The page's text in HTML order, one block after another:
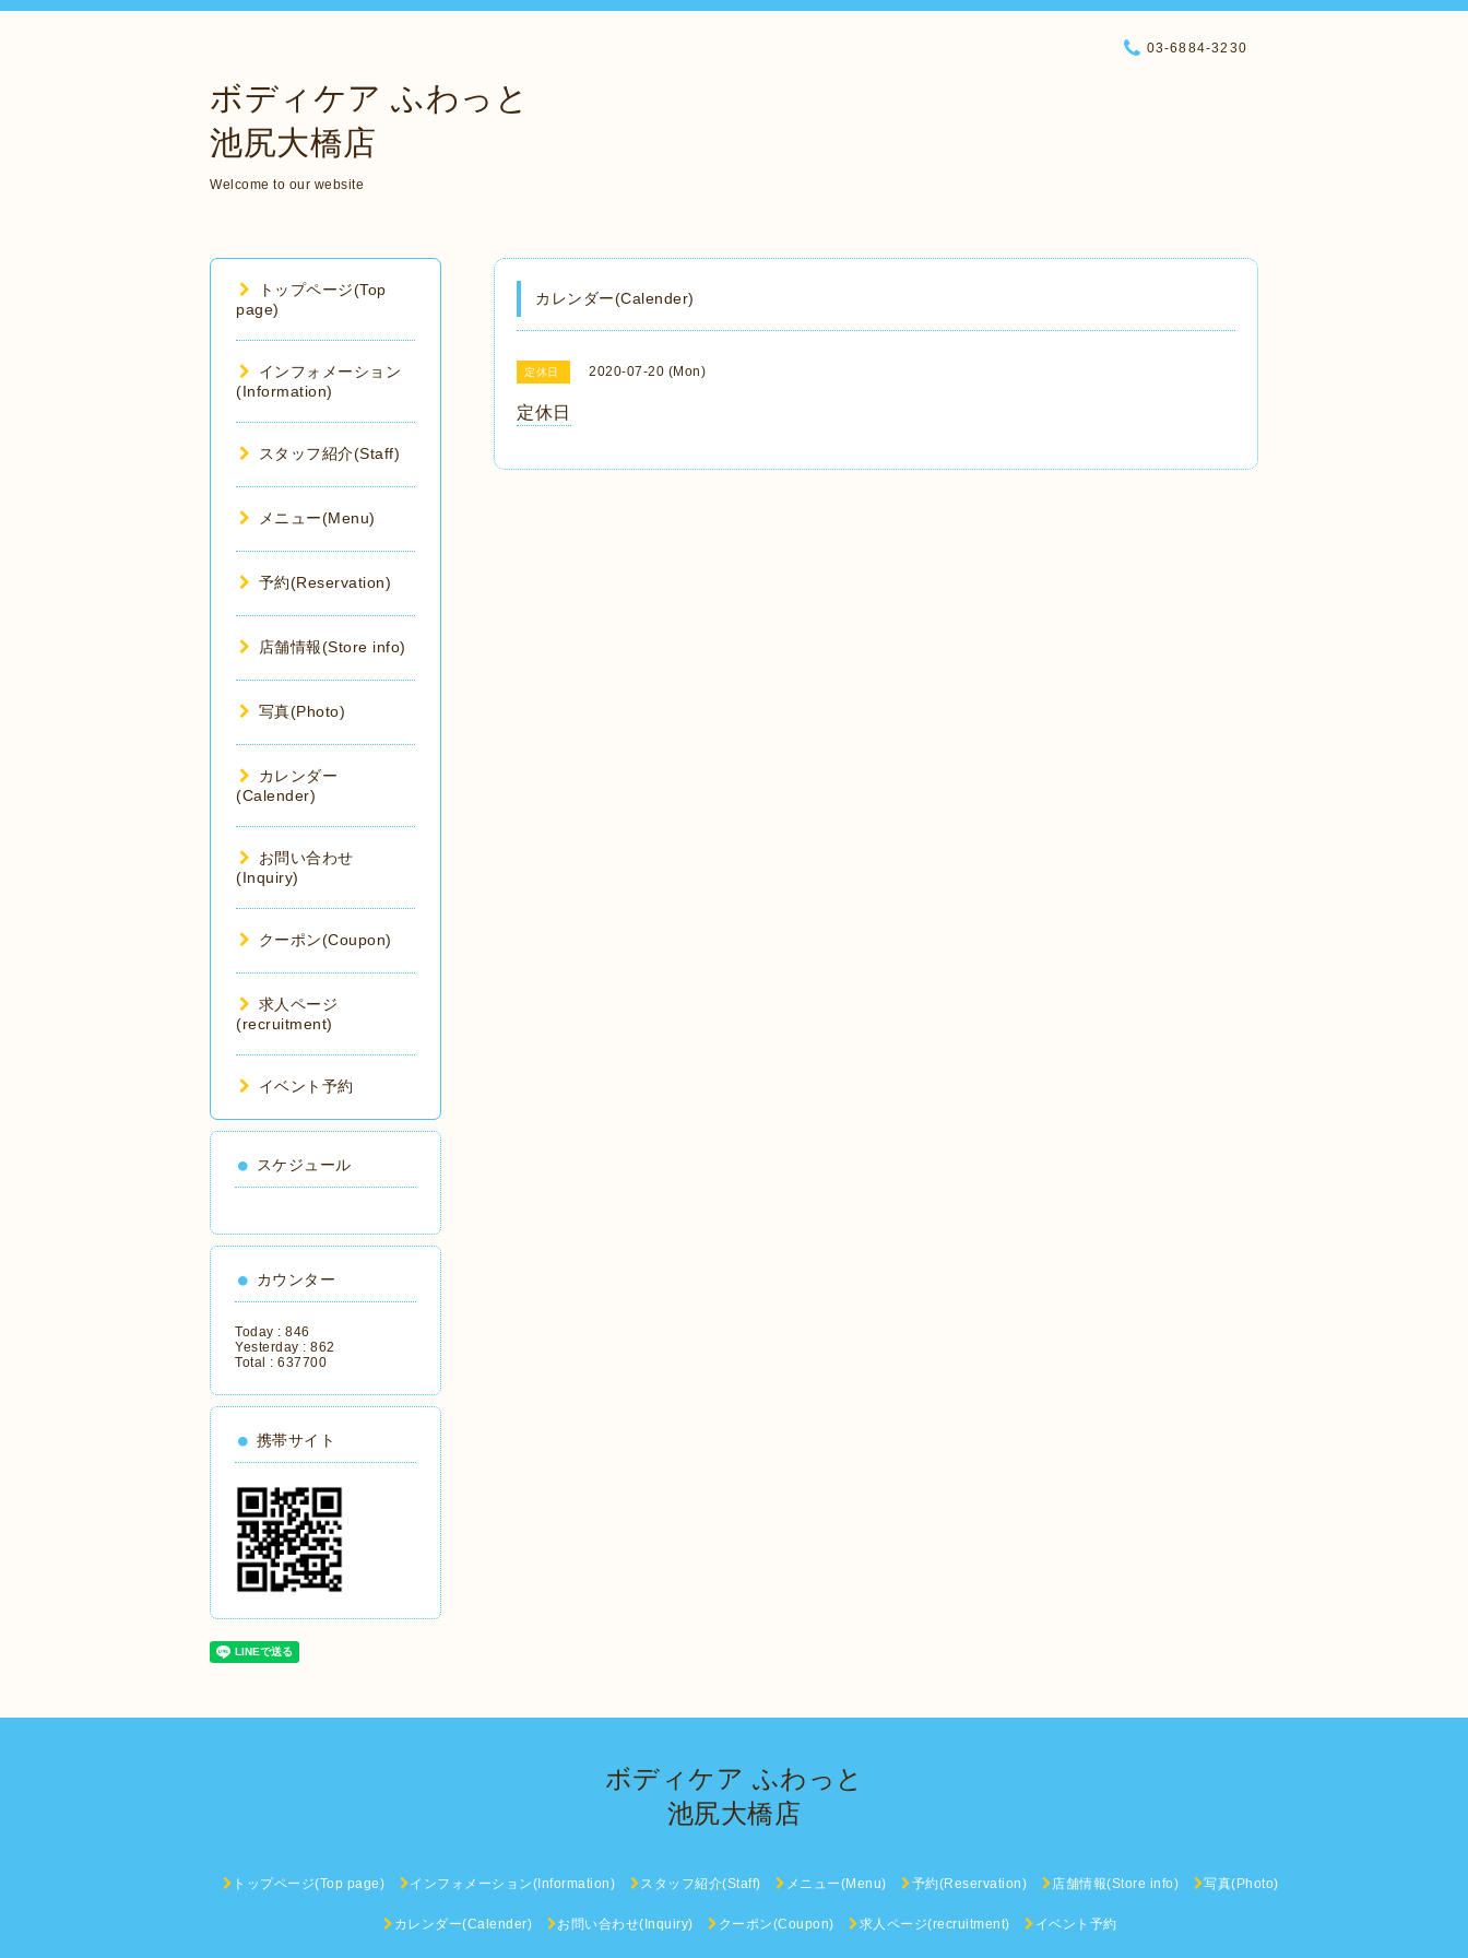
ボディケア ふわっと
池尻大橋店
Welcome to our website
03-6884-3230
カレンダー(Calender)
定休日 2020-07-20 (Mon)
定休日
トップページ(Top
page)
インフォメーション
(Information)
スタッフ紹介(Staff)
メニュー(Menu)
予約(Reservation)
店舗情報(Store info)
写真(Photo)
カレンダー
(Calender)
お問い合わせ
(Inquiry)
クーポン(Coupon)
求人ページ
(recruitment)
イベント予約
スケジュール
カウンター
Today : 846
Yesterday : 862
Total : 637700
携帯サイト
ボディケア ふわっと
池尻大橋店
トップページ(Top page) インフォメーション(Information) スタッフ紹介(Staff) メニュー(Menu) 予約(Reservation) 店舗情報(Store info) 写真(Photo)
カレンダー(Calender) お問い合わせ(Inquiry) クーポン(Coupon) 求人ページ(recruitment) イベント予約